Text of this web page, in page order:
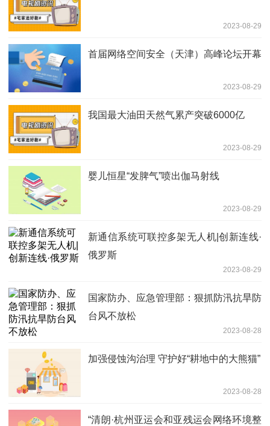
2023-08-29
首届网络空间安全（天津）高峰论坛开幕
2023-08-29
我国最大油田天然气累产突破6000亿
2023-08-29
婴儿恒星“发脾气”喷出伽马射线
2023-08-29
新通信系统可联控多架无人机|创新连线·
俄罗斯
2023-08-29
国家防办、应急管理部：狠抓防汛抗旱防
台风不放松
2023-08-28
加强侵蚀沟治理 守护好“耕地中的大熊猫”
2023-08-28
“清朗·杭州亚运会和亚残运会网络环境整